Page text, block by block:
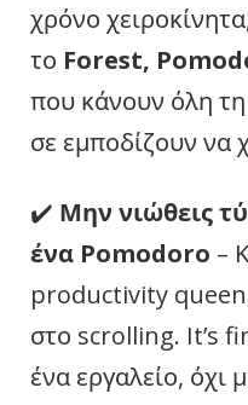
χρόνο
το Forest,
που κάνουν όλη τη
σε εμποδίζουν να
✔️ Μην νιώθεις
ένα Pomodoro –
productivity
στο scrolling. It’s
ένα εργαλείο, όχι